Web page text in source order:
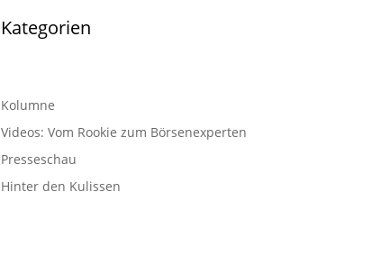
Kategorien
Kolumne
Videos: Vom Rookie zum Börsenexperten
Presseschau
Hinter den Kulissen